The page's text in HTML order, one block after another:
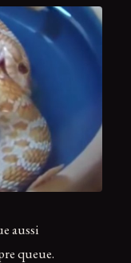
aussi
queue.